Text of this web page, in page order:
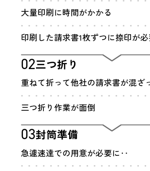
大量印刷に時間がかかる
印刷した請求書1枚ずつに捺印が
02三つ折り
重ねて折って他社の請求書が混ざ
三つ折り作業が面倒
03封筒準備
急遽速達での用意が必要に‥